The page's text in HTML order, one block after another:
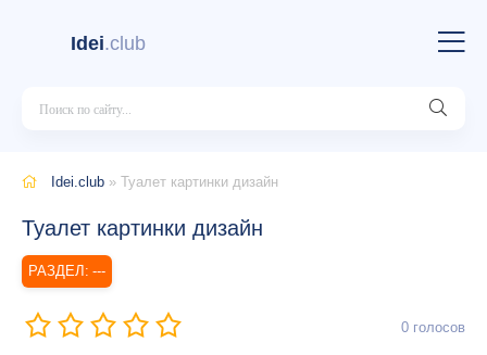
Idei.club
Idei.club » Туалет картинки дизайн
Туалет картинки дизайн
---
0 голосов